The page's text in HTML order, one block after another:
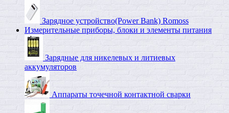
Зарядное устройство(Power Bank) Romoss
Измерительные приборы, блоки и элементы питания
Зарядные для никелевых и литиевых
аккумуляторов
Аппараты точечной контактной сварки